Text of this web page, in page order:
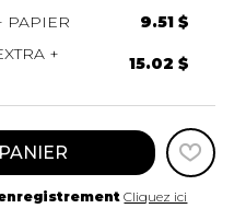
PAPIER
9.51 $
+
15.02 $
Cliquez ici